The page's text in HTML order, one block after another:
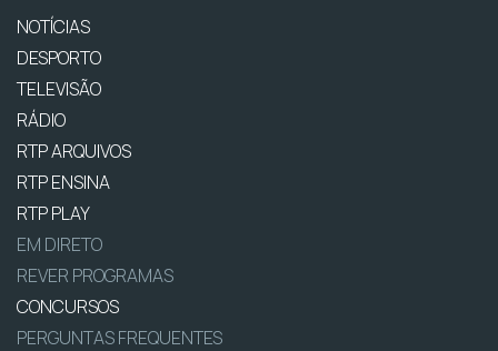
NOTÍCIAS
DESPORTO
TELEVISÃO
RÁDIO
RTP ARQUIVOS
RTP ENSINA
RTP PLAY
EM DIRETO
REVER PROGRAMAS
CONCURSOS
PERGUNTAS FREQUENTES